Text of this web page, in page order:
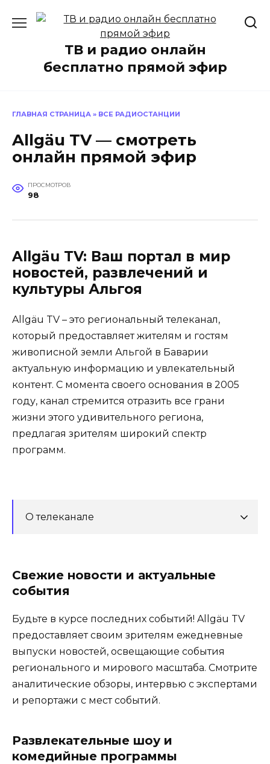
ТВ и радио онлайн
бесплатно прямой эфир
ГЛАВНАЯ СТРАНИЦА » ВСЕ РАДИОСТАНЦИИ
Allgäu TV — смотреть
онлайн прямой эфир
ПРОСМОТРОВ
98
Allgäu TV: Ваш портал в мир
новостей, развлечений и
культуры Альгоя
Allgäu TV – это региональный телеканал,
который предоставляет жителям и гостям
живописной земли Альгой в Баварии
актуальную информацию и увлекательный
контент. С момента своего основания в 2005
году, канал стремится отразить все грани
жизни этого удивительного региона,
предлагая зрителям широкий спектр
программ.
О телеканале
Свежие новости и актуальные
события
Будьте в курсе последних событий! Allgäu TV
предоставляет своим зрителям ежедневные
выпуски новостей, освещающие события
регионального и мирового масштаба. Смотрите
аналитические обзоры, интервью с экспертами
и репортажи с мест событий.
Развлекательные шоу и
комедийные программы